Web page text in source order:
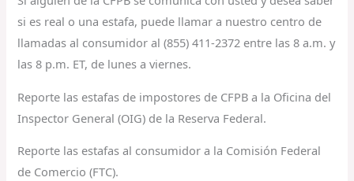
si es real o una estafa, puede llamar a nuestro centro de
llamadas al consumidor al (855) 411-2372 entre las 8 a.m. y
las 8 p.m. ET, de lunes a viernes.
Reporte las estafas de impostores de CFPB a la Oficina del
Inspector General (OIG) de la Reserva Federal.
Reporte las estafas al consumidor a la Comisión Federal
de Comercio (FTC).